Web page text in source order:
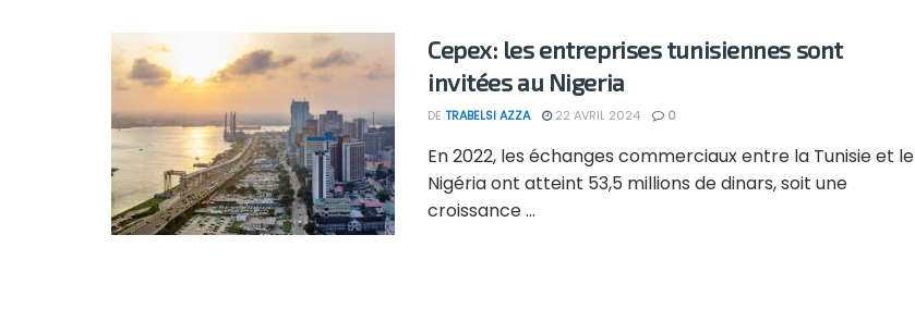
Cepex: les entreprises tunisiennes sont
invitées au Nigeria
DE TRABELSI AZZA 22 AVRIL 2024 0
En 2022, les échanges commerciaux entre la Tunisie et le
Nigéria ont atteint 53,5 millions de dinars, soit une
croissance ...